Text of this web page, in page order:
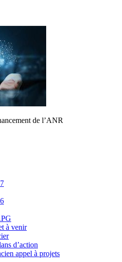
de l’ANR
à venir
d’action
appel à projets